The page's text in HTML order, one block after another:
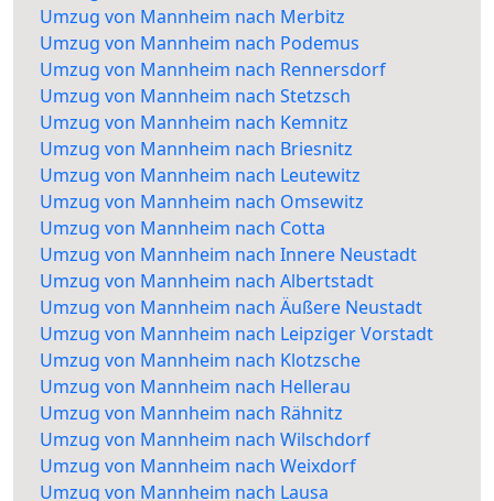
Umzug von Mannheim nach Merbitz
Umzug von Mannheim nach Podemus
Umzug von Mannheim nach Rennersdorf
Umzug von Mannheim nach Stetzsch
Umzug von Mannheim nach Kemnitz
Umzug von Mannheim nach Briesnitz
Umzug von Mannheim nach Leutewitz
Umzug von Mannheim nach Omsewitz
Umzug von Mannheim nach Cotta
Umzug von Mannheim nach Innere Neustadt
Umzug von Mannheim nach Albertstadt
Umzug von Mannheim nach Äußere Neustadt
Umzug von Mannheim nach Leipziger Vorstadt
Umzug von Mannheim nach Klotzsche
Umzug von Mannheim nach Hellerau
Umzug von Mannheim nach Rähnitz
Umzug von Mannheim nach Wilschdorf
Umzug von Mannheim nach Weixdorf
Umzug von Mannheim nach Lausa